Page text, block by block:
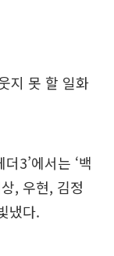
지 못 할 일화
3’에서는 ‘백
, 우현, 김정
냈다.